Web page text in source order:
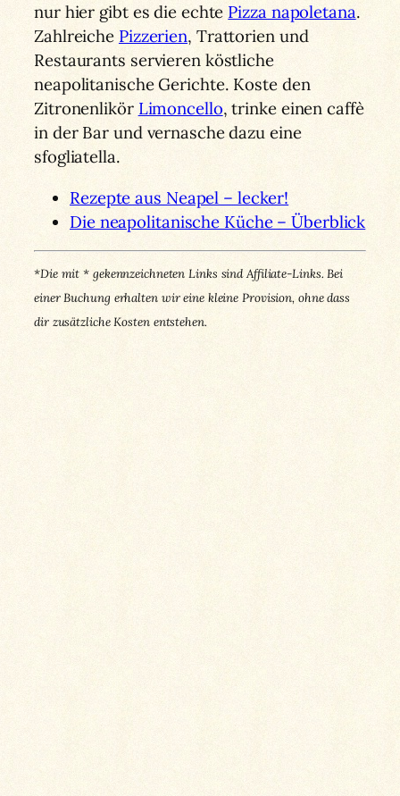
nur hier gibt es die echte Pizza napoletana.
Zahlreiche Pizzerien, Trattorien und
Restaurants servieren köstliche
neapolitanische Gerichte. Koste den
Zitronenlikör Limoncello, trinke einen caffè
in der Bar und vernasche dazu eine
sfogliatella.
Rezepte aus Neapel – lecker!
Die neapolitanische Küche – Überblick
*Die mit * gekennzeichneten Links sind Affiliate-Links. Bei
einer Buchung erhalten wir eine kleine Provision, ohne dass
dir zusätzliche Kosten entstehen.